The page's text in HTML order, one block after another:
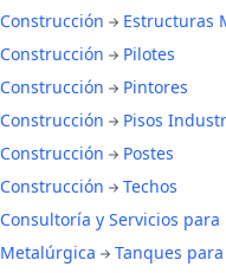
Construcción
Estructuras
Construcción
Pilotes
Construcción
Pintores
Construcción
Pisos
Construcción
Postes
Construcción
Techos
Consultoría y Servicios para
Metalúrgica
Tanques